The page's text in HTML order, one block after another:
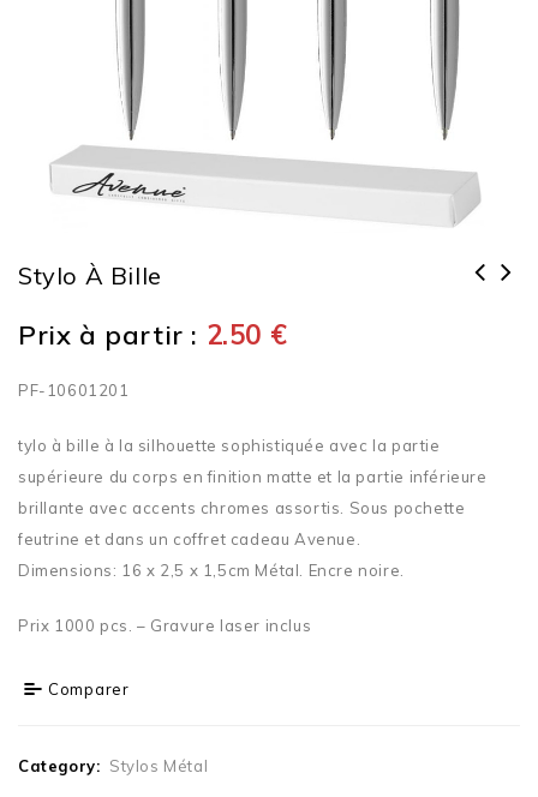
Stylo À Bille
Prix à partir : 2.50 €
PF-10601201
tylo à bille à la silhouette sophistiquée avec la partie
supérieure du corps en finition matte et la partie inférieure
brillante avec accents chromes assortis. Sous pochette
feutrine et dans un coffret cadeau Avenue.
Dimensions: 16 x 2,5 x 1,5cm Métal. Encre noire.
Prix 1000 pcs. – Gravure laser inclus
Comparer
Category: Stylos Métal